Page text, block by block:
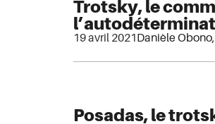
Trotsky, le
19 avril 2021Danièle Obono,
Posadas, le